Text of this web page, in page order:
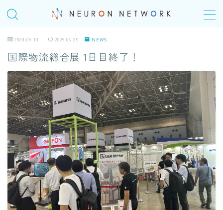
MENU
TOP
COMPANY
会社概要
＠Homeday
個人の成長シナリオ、キャリアパス
SERVICE
ITエンジニアリングサービス(SES)
2024.09.10 2026.06.25 NEWS
国際物流総合展 1日目終了！